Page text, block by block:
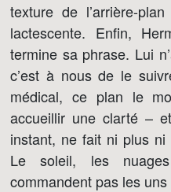
texture de l’arrière-
lactescente. Enfin,
termine sa phrase. Lui
c’est à nous de le
médical, ce plan le
accueillir une clarté –
instant, ne fait ni plus ni
Le soleil, les
commandent pas les